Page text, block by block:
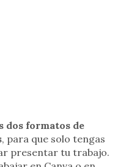
dos formatos de
, para que solo tengas
presentar tu trabajo.